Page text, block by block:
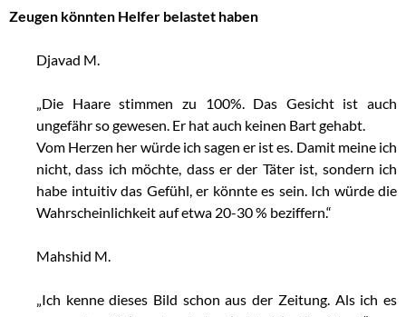
Zeugen könnten Helfer belastet haben
Djavad M.
„Die Haare stimmen zu 100%. Das Gesicht ist auch
ungefähr so gewesen. Er hat auch keinen Bart gehabt.
Vom Herzen her würde ich sagen er ist es. Damit meine ich
nicht, dass ich möchte, dass er der Täter ist, sondern ich
habe intuitiv das Gefühl, er könnte es sein. Ich würde die
Wahrscheinlichkeit auf etwa 20-30 % beziffern.“
Mahshid M.
„Ich kenne dieses Bild schon aus der Zeitung. Als ich es